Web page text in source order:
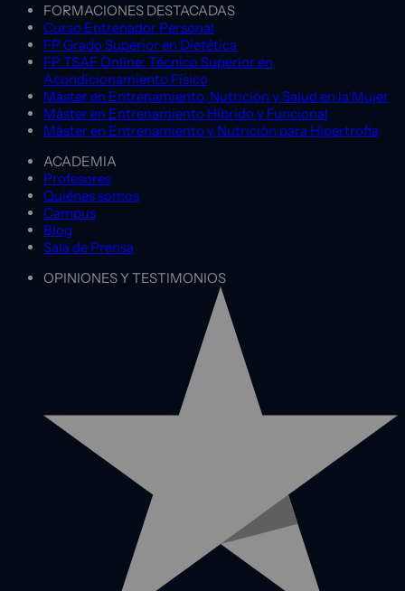
FORMACIONES DESTACADAS
Curso Entrenador Personal
FP Grado Superior en Dietética
FP TSAF Online: Técnico Superior en
Acondicionamiento Físico
Máster en Entrenamiento, Nutrición y Salud en la Mujer
Máster en Entrenamiento Híbrido y Funcional
Máster en Entrenamiento y Nutrición para Hipertrofia
ACADEMIA
Profesores
Quiénes somos
Campus
Blog
Sala de Prensa
OPINIONES Y TESTIMONIOS